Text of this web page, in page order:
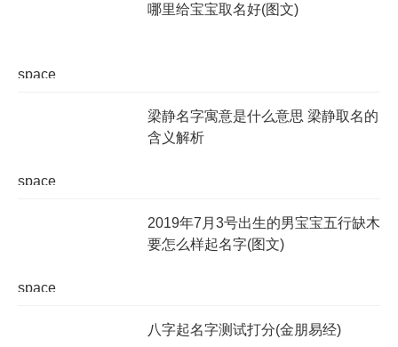
space
哪里给宝宝取名好(图文)
space
梁静名字寓意是什么意思 梁静取名的
含义解析
space
2019年7月3号出生的男宝宝五行缺木
要怎么样起名字(图文)
八字起名字测试打分(金朋易经)